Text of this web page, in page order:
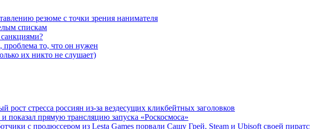
резюме с точки зрения нанимателя
спискам
то, что он нужен
их никто не слушает)
рост стресса россиян из-за вездесущих кликбейтных заголовков
показал прямую трансляцию запуска «Роскосмоса»
с продюссером из Lesta Games порвали Сашу Грей, Steam и Ubisoft своей